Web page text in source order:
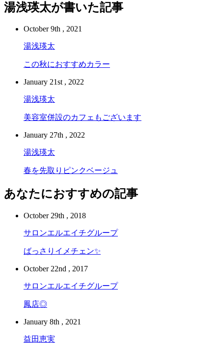
湯浅瑛太が書いた記事
October 9th , 2021
湯浅瑛太
この秋におすすめカラー
January 21st , 2022
湯浅瑛太
美容室併設のカフェもございます
January 27th , 2022
湯浅瑛太
春を先取りピンクベージュ
あなたにおすすめの記事
October 29th , 2018
サロンエルエイチグループ
ばっさりイメチェン✨
October 22nd , 2017
サロンエルエイチグループ
鳳店◎
January 8th , 2021
益田恵実